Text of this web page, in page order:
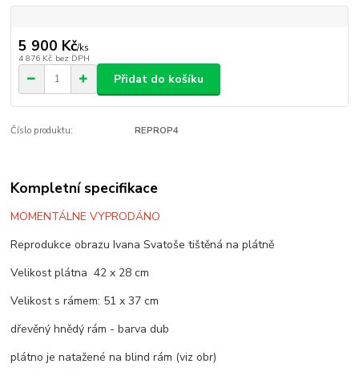
5 900 Kč/ks
4 876 Kč bez DPH
Přidat do košíku
Číslo produktu: REPROP4
Kompletní specifikace
MOMENTÁLNE VYPRODÁNO
Reprodukce obrazu Ivana Svatoše tištěná na plátně
Velikost plátna 42 x 28 cm
Velikost s rámem: 51 x 37 cm
dřevěný hnědý rám - barva dub
plátno je natažené na blind rám (viz obr)